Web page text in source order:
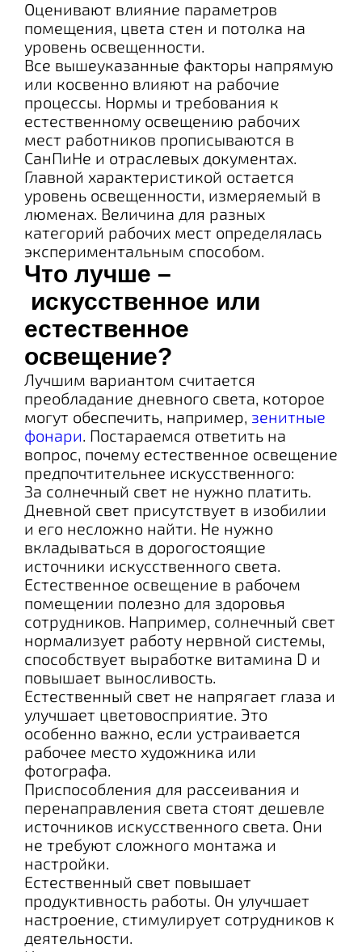
Оценивают влияние параметров
помещения, цвета стен и потолка на
уровень освещенности.
Все вышеуказанные факторы напрямую
или косвенно влияют на рабочие
процессы. Нормы и требования к
естественному освещению рабочих
мест работников прописываются в
СанПиНе и отраслевых документах.
Главной характеристикой остается
уровень освещенности, измеряемый в
люменах. Величина для разных
категорий рабочих мест определялась
экспериментальным способом.
Что лучше –
искусственное или
естественное
освещение?
Лучшим вариантом считается
преобладание дневного света, которое
могут обеспечить, например, зенитные
фонари. Постараемся ответить на
вопрос, почему естественное освещение
предпочтительнее искусственного:
За солнечный свет не нужно платить.
Дневной свет присутствует в изобилии
и его несложно найти. Не нужно
вкладываться в дорогостоящие
источники искусственного света.
Естественное освещение в рабочем
помещении полезно для здоровья
сотрудников. Например, солнечный свет
нормализует работу нервной системы,
способствует выработке витамина D и
повышает выносливость.
Естественный свет не напрягает глаза и
улучшает цветовосприятие. Это
особенно важно, если устраивается
рабочее место художника или
фотографа.
Приспособления для рассеивания и
перенаправления света стоят дешевле
источников искусственного света. Они
не требуют сложного монтажа и
настройки.
Естественный свет повышает
продуктивность работы. Он улучшает
настроение, стимулирует сотрудников к
деятельности.